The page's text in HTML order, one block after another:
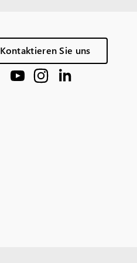
Kontaktieren Sie uns